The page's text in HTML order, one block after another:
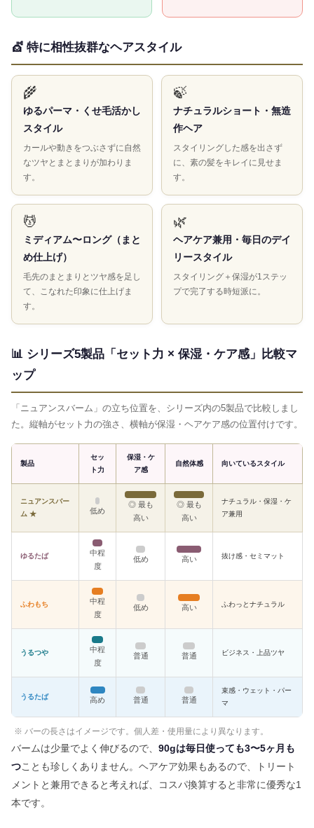
💇 特に相性抜群なヘアスタイル
🌾
ゆるパーマ・くせ毛活かし
スタイル
カールや動きをつぶさずに自然
なツヤとまとまりが加わりま
す。
🍃
ナチュラルショート・無造
作ヘア
スタイリングした感を出さず
に、素の髪をキレイに見せま
す。
💆
ミディアム〜ロング（まと
め仕上げ）
毛先のまとまりとツヤ感を足し
て、こなれた印象に仕上げま
す。
🌿
ヘアケア兼用・毎日のデイ
リースタイル
スタイリング＋保湿が1ステッ
プで完了する時短派に。
📊 シリーズ5製品「セット力 × 保湿・ケア感」比較マ
ップ
「ニュアンスバーム」の立ち位置を、シリーズ内の5製品で比較しまし
た。縦軸がセット力の強さ、横軸が保湿・ヘアケア感の位置付けです。
製品
セッ
ト力
保湿・ケ
ア感
自然体感 向いているスタイル
ニュアンスバー
ム ★
低め
◎ 最も
高い
◎ 最も
高い
ナチュラル・保湿・ケ
ア兼用
ゆるたば
中程
度
低め 高い 抜け感・セミマット
ふわもち
中程
度
低め 高い ふわっとナチュラル
うるつや
中程
度
普通 普通 ビジネス・上品ツヤ
うるたば 高め 普通 普通
束感・ウェット・パー
マ
※ バーの長さはイメージです。個人差・使用量により異なります。
バームは少量でよく伸びるので、 90gは毎日使っても3〜5ヶ月も
つことも珍しくありません。ヘアケア効果もあるので、トリート
メントと兼用できると考えれば、コスパ換算すると非常に優秀な1
本です。